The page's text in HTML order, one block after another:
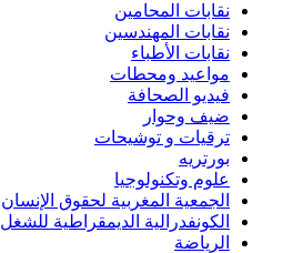
نقابات المحامين
نقابات المهندسين
نقابات الأطباء
مواعيد ومحطات
فيديو الصحافة
ضيف وحوار
ترقيات و توشيحات
بورتريه
علوم وتكنولوجيا
الجمعية المغربية لحقوق الإنسان
الكونفدرالية الديمقراطية للشغل
الرياضة